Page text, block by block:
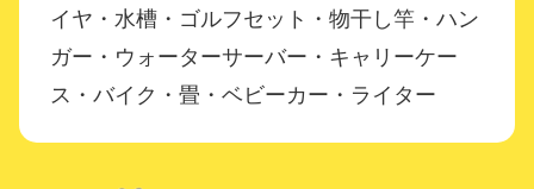
イヤ・水槽・ゴルフセット・物干し竿・ハン
ガー・ウォーターサーバー・キャリーケー
ス・バイク・畳・ベビーカー・ライター